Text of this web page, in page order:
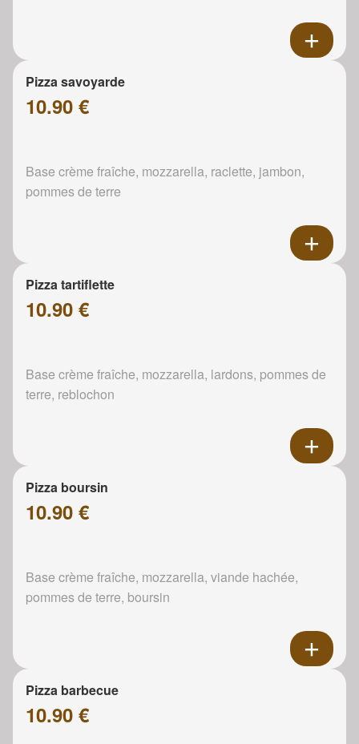
Pizza savoyarde
10.90 €
Base crème fraîche, mozzarella, raclette, jambon,
pommes de terre
Pizza tartiflette
10.90 €
Base crème fraîche, mozzarella, lardons, pommes de
terre, reblochon
Pizza boursin
10.90 €
Base crème fraîche, mozzarella, viande hachée,
pommes de terre, boursin
Pizza barbecue
10.90 €